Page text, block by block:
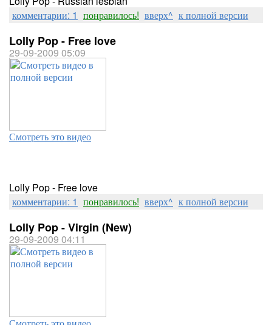
комментарии: 1 понравилось! вверх^ к полной версии
Lolly Pop - Free love
29-09-2009 05:09
Смотреть это видео
Lolly Pop - Free love
комментарии: 1 понравилось! вверх^ к полной версии
Lolly Pop - Virgin (New)
29-09-2009 04:11